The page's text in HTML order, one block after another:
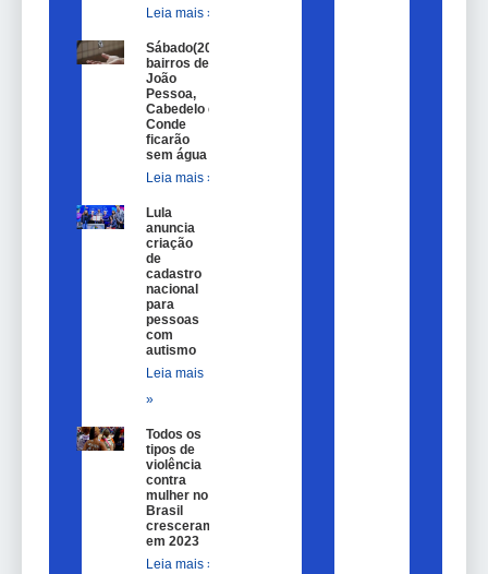
Leia mais »
Sábado(20)
bairros de
João
Pessoa,
Cabedelo e
Conde
ficarão
sem água
Leia mais »
Lula
anuncia
criação
de
cadastro
nacional
para
pessoas
com
autismo
Leia mais
»
Todos os
tipos de
violência
contra
mulher no
Brasil
cresceram
em 2023
Leia mais »